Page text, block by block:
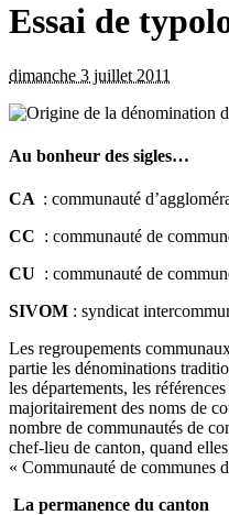
Essai de
dimanche 3 juillet 2011
Au bonheur des sigles…
CA : communauté
CC : communauté de
CU : communauté de
SIVOM : syndicat
Les regroupements
partie les dénominations
les départements, les
majoritairement des noms de
nombre de communautés de
chef-lieu de canton, quand
« Communauté de communes
La permanence du canton